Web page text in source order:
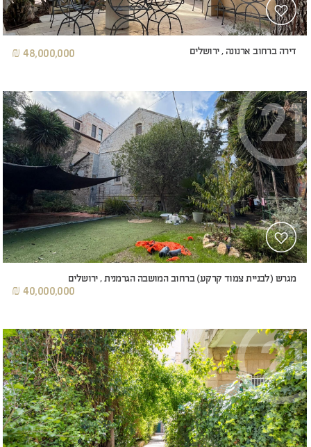
דירה ברחוב ארנונה , ירושלים 48,000,000 ₪
מגרש (לבניית צמוד קרקע) ברחוב המושבה הגרמנית , ירושלים
40,000,000 ₪